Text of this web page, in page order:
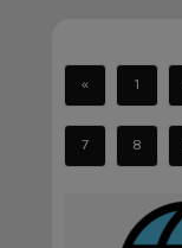
« 1
7 8